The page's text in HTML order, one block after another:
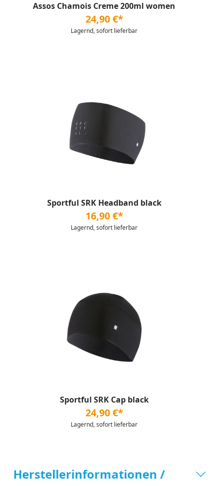
Assos Chamois Creme 200ml women
24,90 €*
Lagernd, sofort lieferbar
Sportful SRK Headband black
16,90 €*
Lagernd, sofort lieferbar
Sportful SRK Cap black
24,90 €*
Lagernd, sofort lieferbar
Herstellerinformationen /